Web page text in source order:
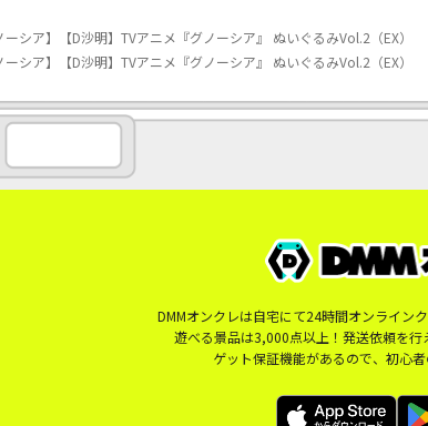
ーシア】【D沙明】TVアニメ『グノーシア』 ぬいぐるみVol.2（EX）
ーシア】【D沙明】TVアニメ『グノーシア』 ぬいぐるみVol.2（EX）
DMMオンクレは自宅にて24時間オンライン
遊べる景品は3,000点以上！発送依頼を行
ゲット保証機能があるので、初心